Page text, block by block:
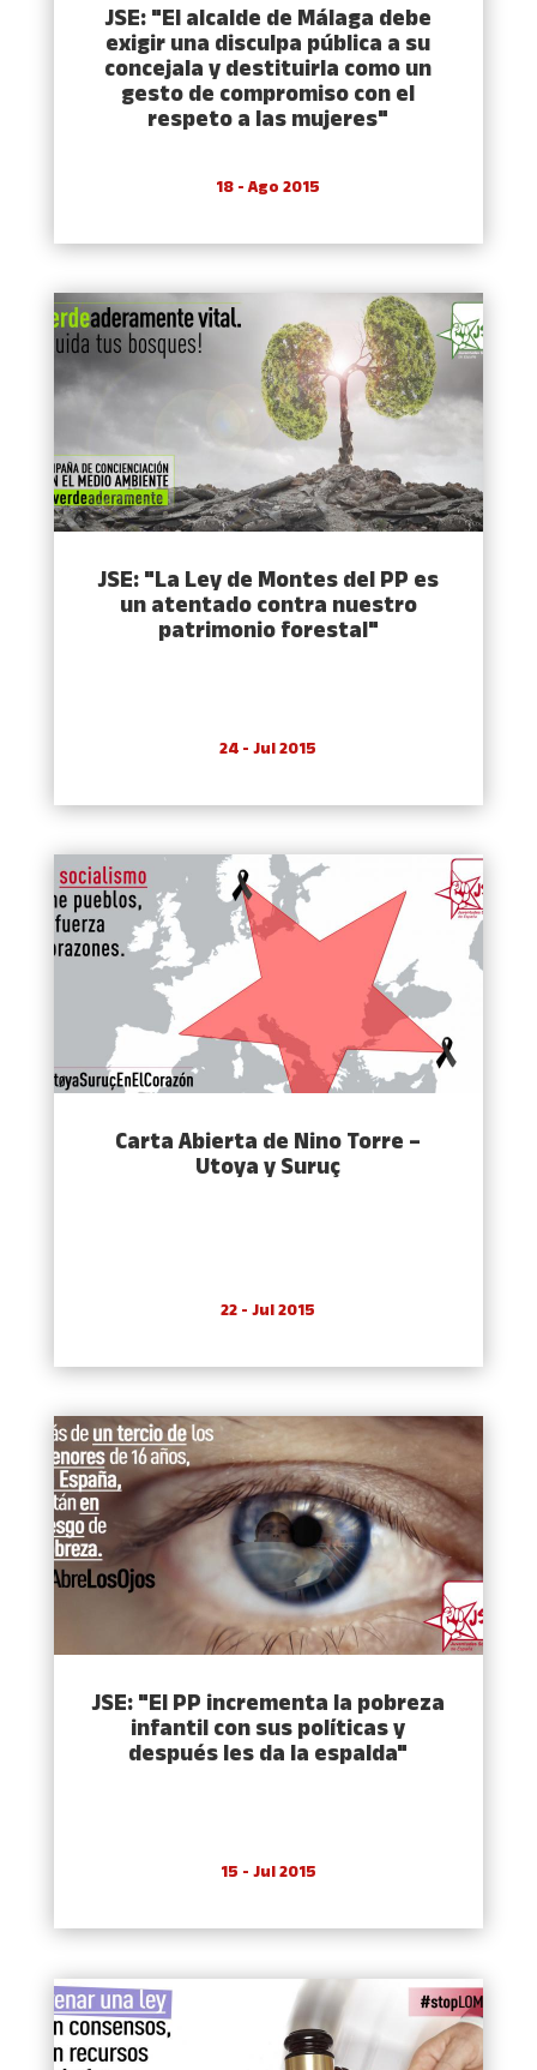
JSE: "El alcalde de Málaga debe
exigir una disculpa pública a su
concejala y destituirla como un
gesto de compromiso con el
respeto a las mujeres"
18 - Ago 2015
JSE: "La Ley de Montes del PP es
un atentado contra nuestro
patrimonio forestal"
24 - Jul 2015
Carta Abierta de Nino Torre –
Utoya y Suruç
22 - Jul 2015
JSE: "El PP incrementa la pobreza
infantil con sus polí­ticas y
después les da la espalda"
15 - Jul 2015